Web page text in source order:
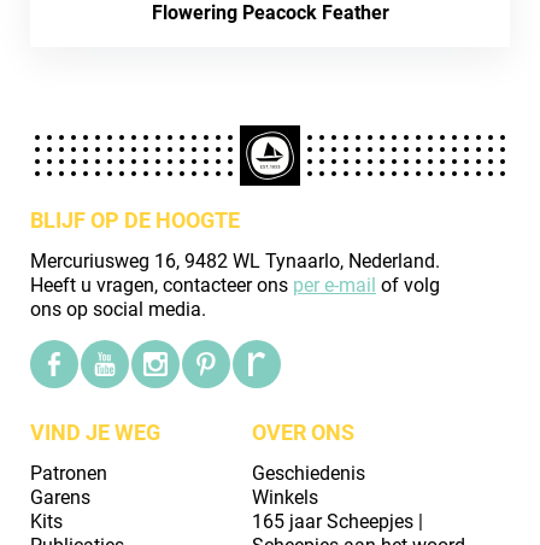
Flowering Peacock Feather
BLIJF OP DE HOOGTE
Mercuriusweg 16, 9482 WL Tynaarlo, Nederland.
Heeft u vragen, contacteer ons per e-mail of volg
ons op social media.
VIND JE WEG
Patronen
Garens
Kits
OVER ONS
Geschiedenis
Winkels
165 jaar Scheepjes |